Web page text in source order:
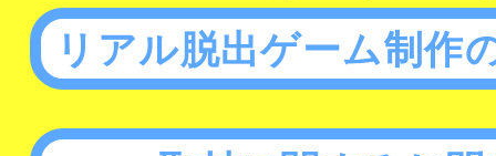
リアル脱出ゲーム制作